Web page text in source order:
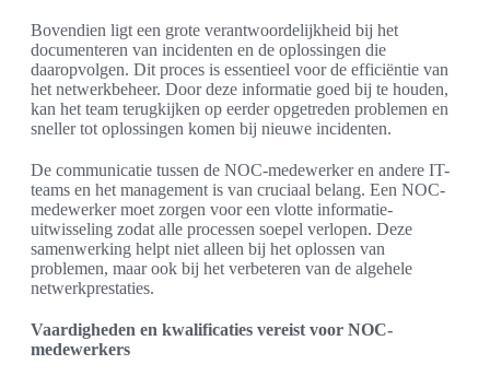
Bovendien ligt een grote verantwoordelijkheid bij het
documenteren van incidenten en de oplossingen die
daaropvolgen. Dit proces is essentieel voor de efficiëntie van
het netwerkbeheer. Door deze informatie goed bij te houden,
kan het team terugkijken op eerder opgetreden problemen en
sneller tot oplossingen komen bij nieuwe incidenten.
De communicatie tussen de NOC-medewerker en andere IT-
teams en het management is van cruciaal belang. Een NOC-
medewerker moet zorgen voor een vlotte informatie-
uitwisseling zodat alle processen soepel verlopen. Deze
samenwerking helpt niet alleen bij het oplossen van
problemen, maar ook bij het verbeteren van de algehele
netwerkprestaties.
Vaardigheden en kwalificaties vereist voor NOC-
medewerkers